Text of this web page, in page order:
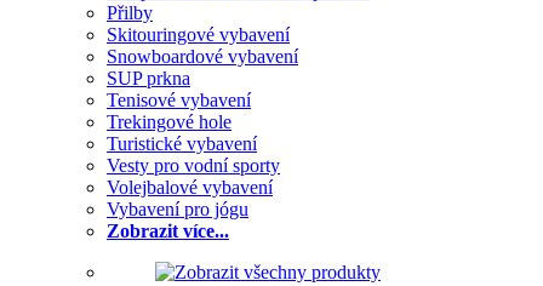
Přilby
Skitouringové vybavení
Snowboardové vybavení
SUP prkna
Tenisové vybavení
Trekingové hole
Turistické vybavení
Vesty pro vodní sporty
Volejbalové vybavení
Vybavení pro jógu
Zobrazit více...